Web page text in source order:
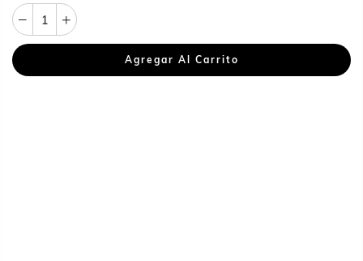
Agregar Al Carrito